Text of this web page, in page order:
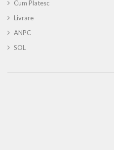
Cum Platesc
Livrare
ANPC
SOL